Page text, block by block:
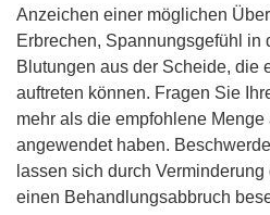
Anzeichen einer möglichen
Erbrechen, Spannungsgefühl in
Blutungen aus der Scheide, die
auftreten können. Fragen Sie
mehr als die empfohlene
angewendet haben.
lassen sich durch
einen Behandlungsabbruch